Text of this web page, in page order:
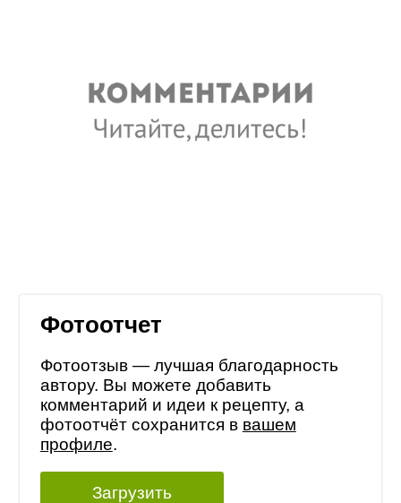
Фотоотчет
Фотоотзыв — лучшая благодарность
автору. Вы можете добавить
комментарий и идеи к рецепту, а
фотоотчёт сохранится в вашем
профиле.
Загрузить